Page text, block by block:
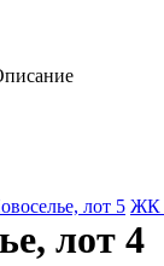
лот 5 ЖК
лот 4